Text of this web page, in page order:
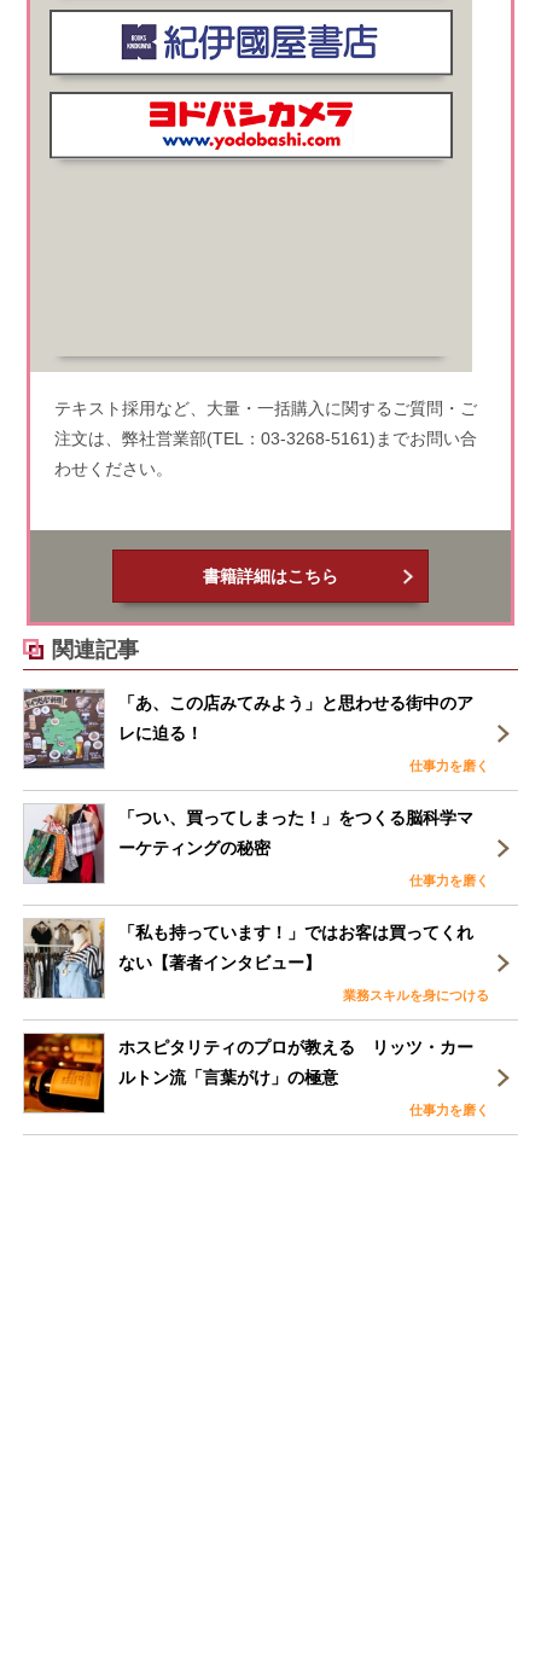
わせください。
関連記事
「あ、この店みてみよう」と思わせる街中のア
レに迫る！
「つい、買ってしまった！」をつくる脳科学マ
ーケティングの秘密
仕事力を磨く
「私も持っています！」ではお客は買ってくれ
ない【著者インタビュー】
業務スキルを身につける
ホスピタリティのプロが教える リッツ・カー
ルトン流「言葉がけ」の極意
仕事力を磨く